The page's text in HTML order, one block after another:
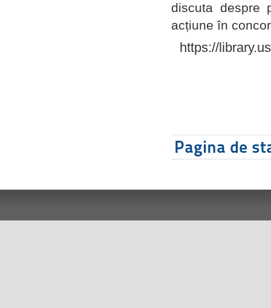
discuta despre
acțiune în
https://
Pagina de